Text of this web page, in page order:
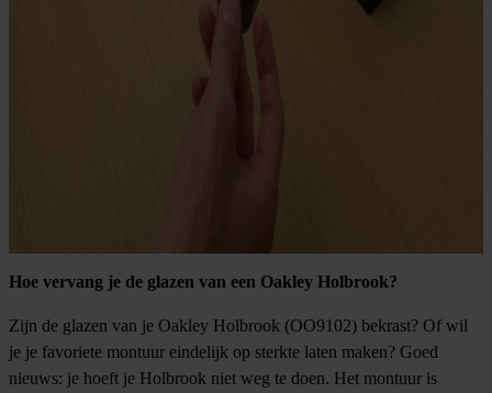
Hoe vervang je de glazen van een Oakley Holbrook?
Zijn de glazen van je Oakley Holbrook (OO9102) bekrast? Of wil
je je favoriete montuur eindelijk op sterkte laten maken? Goed
nieuws: je hoeft je Holbrook niet weg te doen. Het montuur is